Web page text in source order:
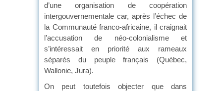
d’une organisation de coopération
intergouvernementale car, après l’échec de
la Communauté franco-africaine, il craignait
l’accusation de néo-colonialisme et
s’intéressait en priorité aux rameaux
séparés du peuple français (Québec,
Wallonie, Jura).
On peut toutefois objecter que dans